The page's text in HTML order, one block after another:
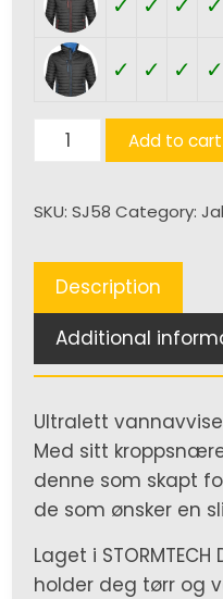
✓ ✓ ✓ ✓
Gravity
Thermal
quantity
Add to cart
SKU:SJ58 Category:
Description
Additional
Ultralett
Med sitt
denne som skapt
de som ønsker en
Laget i
holder deg tørr og